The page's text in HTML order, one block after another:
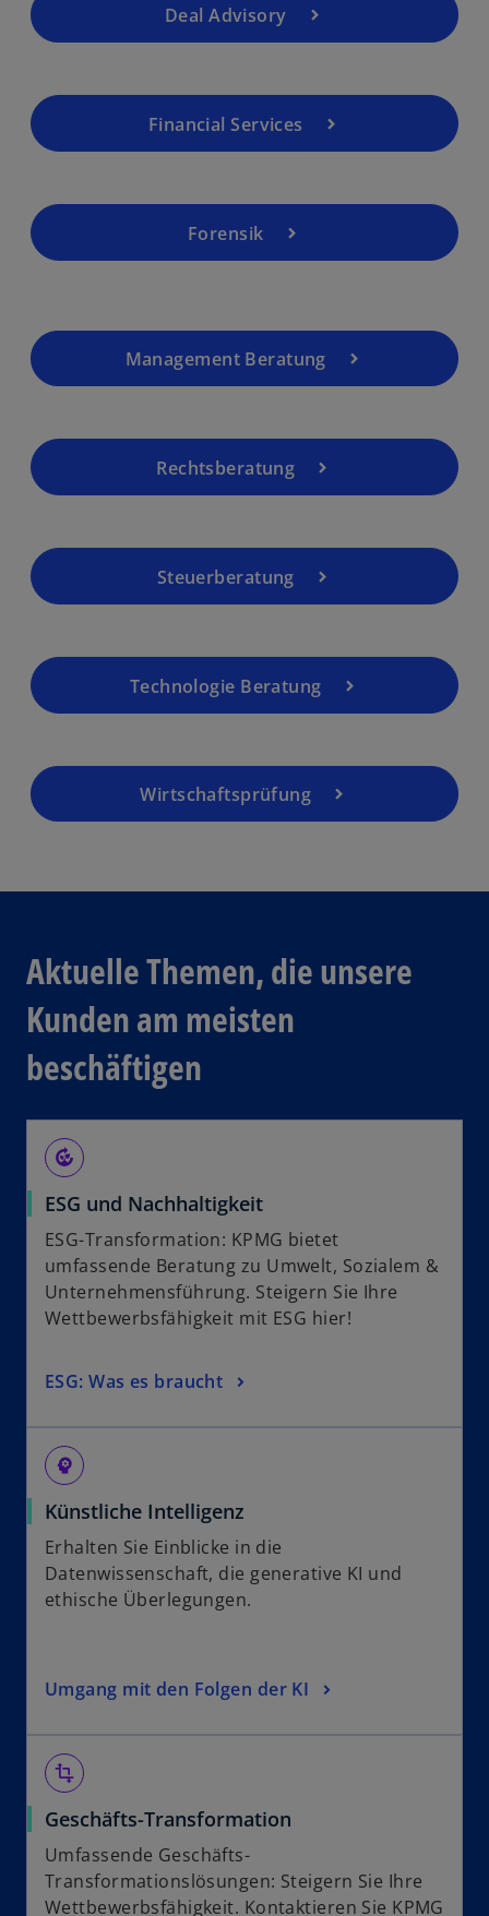
Deal Advisory
Financial Services
Forensik
Management Beratung
Rechtsberatung
Steuerberatung
Technologie Beratung
Wirtschaftsprüfung
Aktuelle Themen, die unsere
Kunden am meisten
beschäftigen
compost
ESG und Nachhaltigkeit
ESG-Transformation: KPMG bietet
umfassende Beratung zu Umwelt, Sozialem &
Unternehmensführung. Steigern Sie Ihre
Wettbewerbsfähigkeit mit ESG hier!
ESG: Was es braucht
psychology
Künstliche Intelligenz
Erhalten Sie Einblicke in die
Datenwissenschaft, die generative KI und
ethische Überlegungen.
Umgang mit den Folgen der KI
transform
Geschäfts-Transformation
Umfassende Geschäfts-
Transformationslösungen: Steigern Sie Ihre
Wettbewerbsfähigkeit. Kontaktieren Sie KPMG